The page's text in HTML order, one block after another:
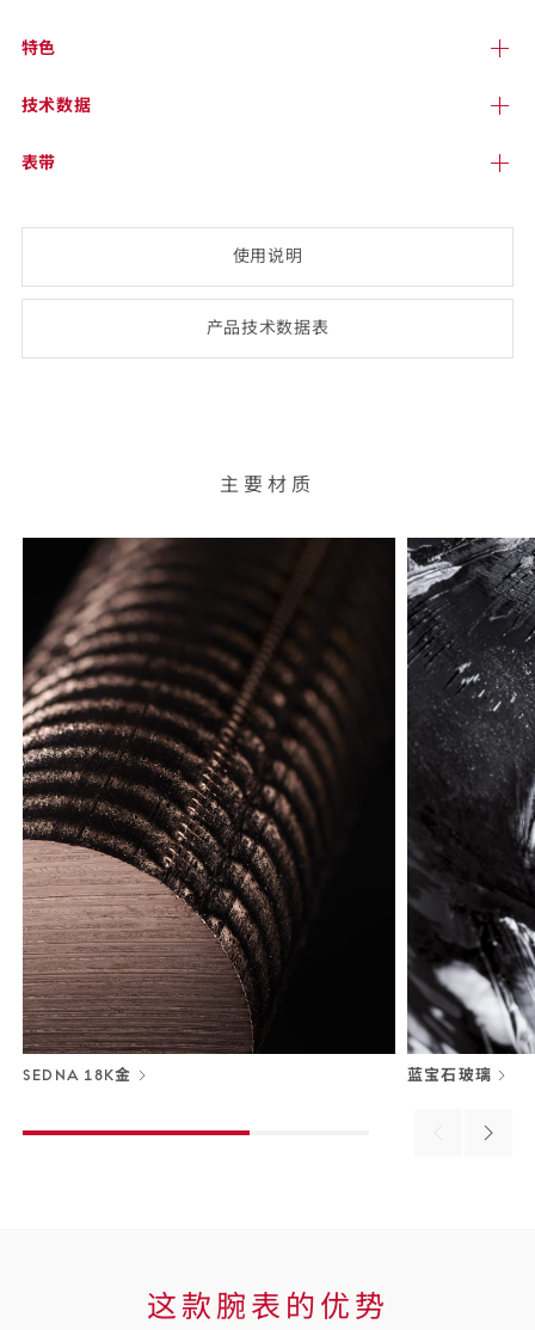
特色
技术数据
表带
使用说明
产品技术数据表
(opens
PDF-
主要材质
PreviousNext
SEDNA 18K金 蓝宝石玻璃
这
这款腕表的优势